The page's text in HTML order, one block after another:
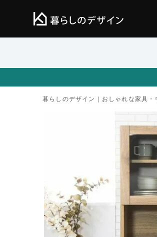
暮らしのデザイン｜おしゃれな家具・